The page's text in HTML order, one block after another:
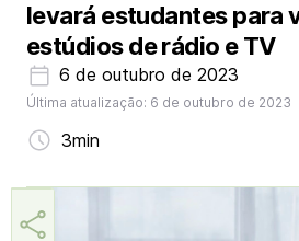
levará estudantes para
estúdios de rádio e TV
6 de outubro de 2023
Última atualização: 6 de outubro de 2023
3min